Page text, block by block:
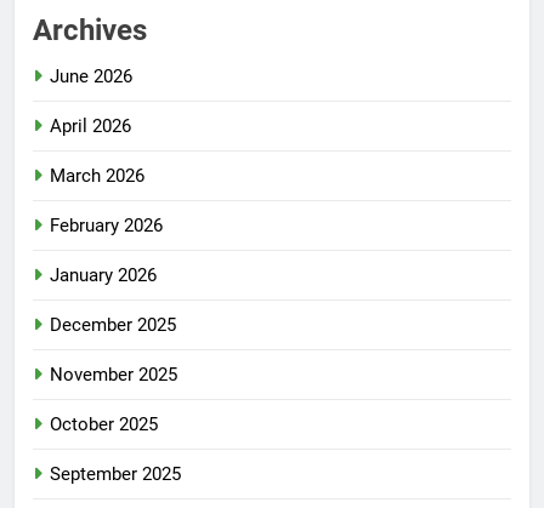
Archives
June 2026
April 2026
March 2026
February 2026
January 2026
December 2025
November 2025
October 2025
September 2025